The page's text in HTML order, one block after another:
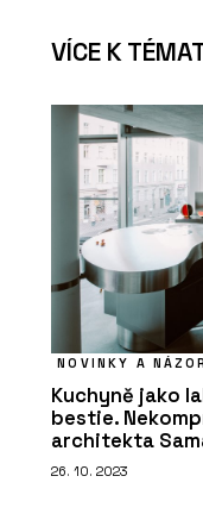
VÍCE K
NOVINKY A
Kuchyně jako
bestie.
architekta
26. 10. 2023